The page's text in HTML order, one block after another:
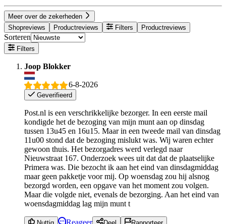
Meer over de zekerheden
Shopreviews
Productreviews Filters Productreviews
Sorteren
Filters
Joop Blokker
6-8-2026
Geverifieerd
Post.nl is een verschrikkelijke bezorger. In een eerste mail
kondigde het de bezoging van mijn munt aan op dinsdag
tussen 13u45 en 16u15. Maar in een tweede mail van dinsdag
11u00 stond dat de bezoging mislukt was. Wij waren echter
gewoon thuis. Het bezorgadres werd verlegd naar
Nieuwstraat 167. Onderzoek wees uit dat dat de plaatselijke
Primera was. Die bezocht ik aan het eind van dinsdagmiddag
maar geen pakketje voor mij. Op woensdag zou hij alsnog
bezorgd worden, een opgave van het moment zou volgen.
Maar die volgde niet, evenals de bezorging. Aan het eind van
woensdagmiddag lag mijn munt t
Reageer